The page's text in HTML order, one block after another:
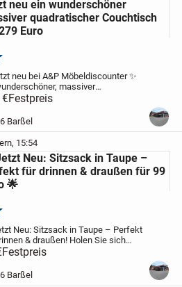
neu ein wunderschöner
quadratischer Couchtisch
Euro
neu bei A&P Möbeldiscounter ✨
massiver
Couchtisch im rustikalen
markanten Ecken und Kanten.
Möbelstück überzeugt durch
kraftvolle...
Festpreis
Barßel
15:54
Neu: Sitzsack in Taupe –
für drinnen & draußen für 99
🌟
Neu: Sitzsack in Taupe – Perfekt
& draußen! Holen Sie sich
& Stil nach Hause – mit unserem
Sitzsack in Taupe aus
Outdoor-Stoff!
Festpreis
Barßel